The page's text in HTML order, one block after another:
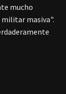
mucho
masiva".